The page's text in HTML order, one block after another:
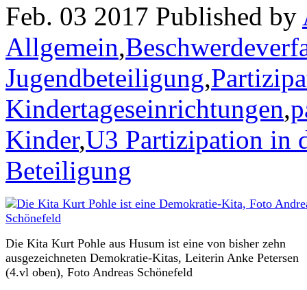
Feb. 03 2017 Published by
Allgemein,
Jugendbeteiligung,
Kindertageseinrichtungen,
Kinder,U3 Partizipation in
Beteiligung
Die Kita Kurt Pohle aus Husum ist eine von bisher zehn
ausgezeichneten Demokratie-Kitas, Leiterin Anke Petersen
(4.vl oben), Foto Andreas Schönefeld